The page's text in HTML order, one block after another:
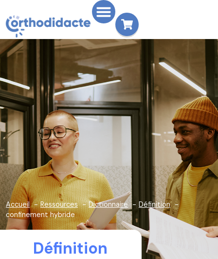
Accueil Ressources Dictionnaire
Définition
confinement hybride
Définition